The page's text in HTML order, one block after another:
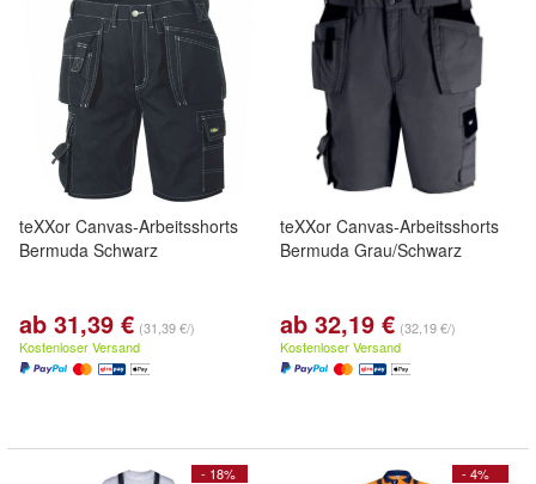
teXXor Canvas-Arbeitsshorts
Bermuda Schwarz
ab 31,39 € (31,39 €/)
Kostenloser Versand
teXXor Canvas-Arbeitsshorts
Bermuda Grau/Schwarz
ab 32,19 € (32,19 €/)
Kostenloser Versand
- 18% - 4%